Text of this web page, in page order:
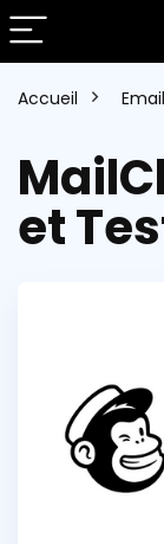
Accueil
et